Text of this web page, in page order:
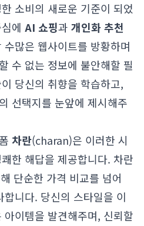
소비의 새로운 기준이 되었
에 AI 쇼핑과 개인화 추천
많은 웹사이트를 방황하며
수 없는 정보에 불안해할 필
당신의 취향을 학습하고,
선택지를 눈앞에 제시해주
차란(charan)은 이러한 시
한 해답을 제공합니다. 차란
단순한 가격 비교를 넘어
니다. 당신의 스타일을 이
이템을 발견해주며, 신뢰할